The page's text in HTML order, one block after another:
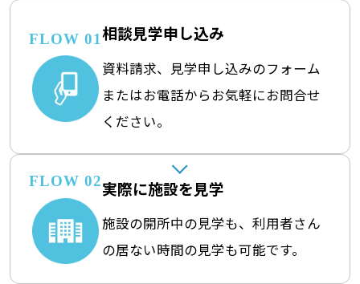
FLOW 01相談見学申し込み
資料請求、見学申し込みのフォーム
またはお電話からお気軽にお問合せ
ください。
FLOW 02実際に施設を見学
施設の開所中の見学も、利用者さん
の居ない時間の見学も可能です。